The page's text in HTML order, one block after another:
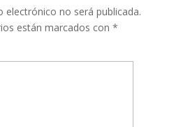
electrónico no será publicada.
están marcados con *